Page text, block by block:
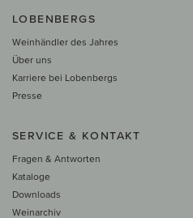
LOBENBERGS
Weinhändler des Jahres
Über uns
Karriere bei Lobenbergs
Presse
SERVICE & KONTAKT
Fragen & Antworten
Kataloge
Downloads
Weinarchiv